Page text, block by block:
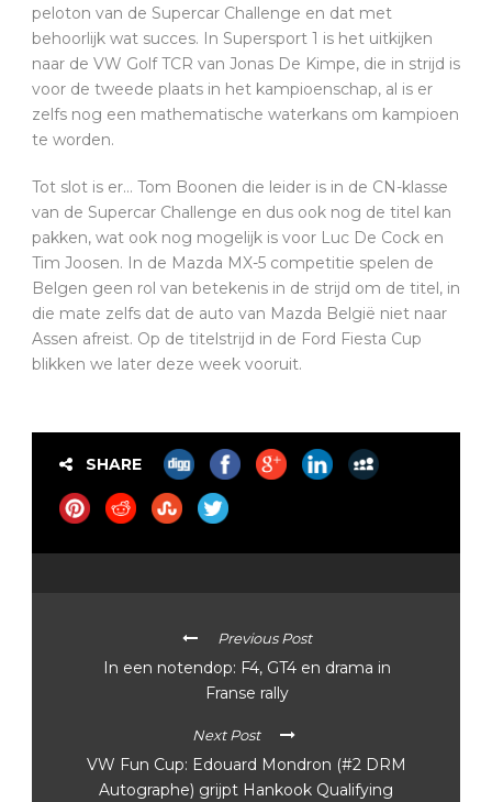
peloton van de Supercar Challenge en dat met
behoorlijk wat succes. In Supersport 1 is het uitkijken
naar de VW Golf TCR van Jonas De Kimpe, die in strijd is
voor de tweede plaats in het kampioenschap, al is er
zelfs nog een mathematische waterkans om kampioen
te worden.
Tot slot is er… Tom Boonen die leider is in de CN-klasse
van de Supercar Challenge en dus ook nog de titel kan
pakken, wat ook nog mogelijk is voor Luc De Cock en
Tim Joosen. In de Mazda MX-5 competitie spelen de
Belgen geen rol van betekenis in de strijd om de titel, in
die mate zelfs dat de auto van Mazda België niet naar
Assen afreist. Op de titelstrijd in de Ford Fiesta Cup
blikken we later deze week vooruit.
SHARE
Previous Post
In een notendop: F4, GT4 en drama in
Franse rally
Next Post
VW Fun Cup: Edouard Mondron (#2 DRM
Autographe) grijpt Hankook Qualifying